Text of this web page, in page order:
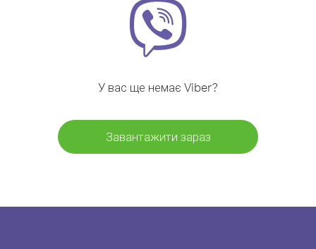
У вас ще немає Viber?
Завантажити зараз